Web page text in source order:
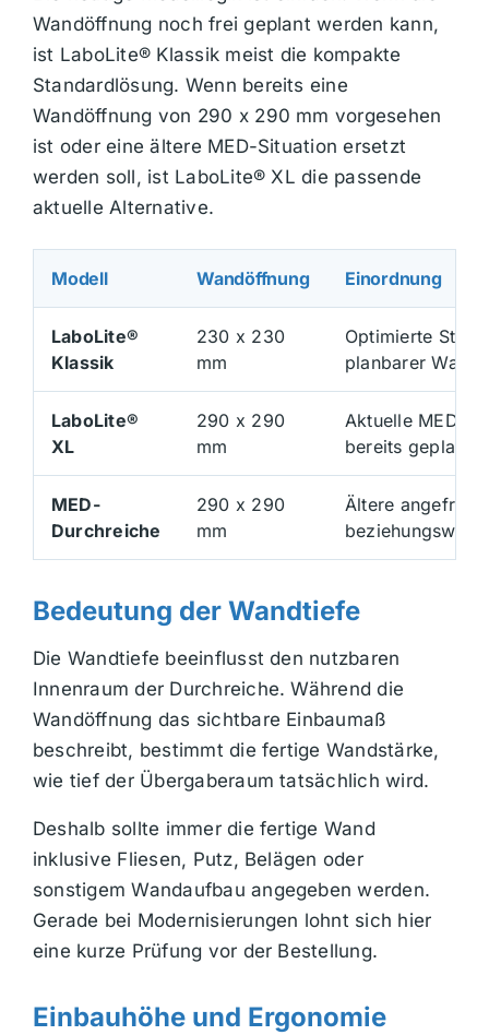
Wandöffnung noch frei geplant werden kann,
ist LaboLite® Klassik meist die kompakte
Standardlösung. Wenn bereits eine
Wandöffnung von 290 x 290 mm vorgesehen
ist oder eine ältere MED-Situation ersetzt
werden soll, ist LaboLite® XL die passende
aktuelle Alternative.
Modell Wandöffnung Einordnung
LaboLite®
Klassik
230 x 230
mm
Optimierte
planbarer
LaboLite®
XL
290 x 290
mm
Aktuelle MED-
bereits geplante
MED-
Durchreiche
290 x 290
mm
Ältere
Bedeutung der Wandtiefe
Die Wandtiefe beeinflusst den nutzbaren
Innenraum der Durchreiche. Während die
Wandöffnung das sichtbare Einbaumaß
beschreibt, bestimmt die fertige Wandstärke,
wie tief der Übergaberaum tatsächlich wird.
Deshalb sollte immer die fertige Wand
inklusive Fliesen, Putz, Belägen oder
sonstigem Wandaufbau angegeben werden.
Gerade bei Modernisierungen lohnt sich hier
eine kurze Prüfung vor der Bestellung.
Einbauhöhe und Ergonomie